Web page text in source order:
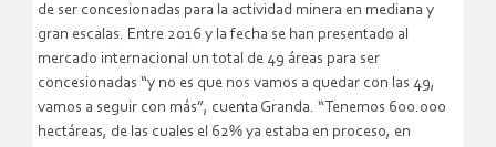
de ser concesionadas para la actividad minera en mediana y
gran escalas. Entre 2016 y la fecha se han presentado al
mercado internacional un total de 49 áreas para ser
concesionadas “y no es que nos vamos a quedar con las 49,
vamos a seguir con más”, cuenta Granda. “Tenemos 600.000
hectáreas, de las cuales el 62% ya estaba en proceso, en